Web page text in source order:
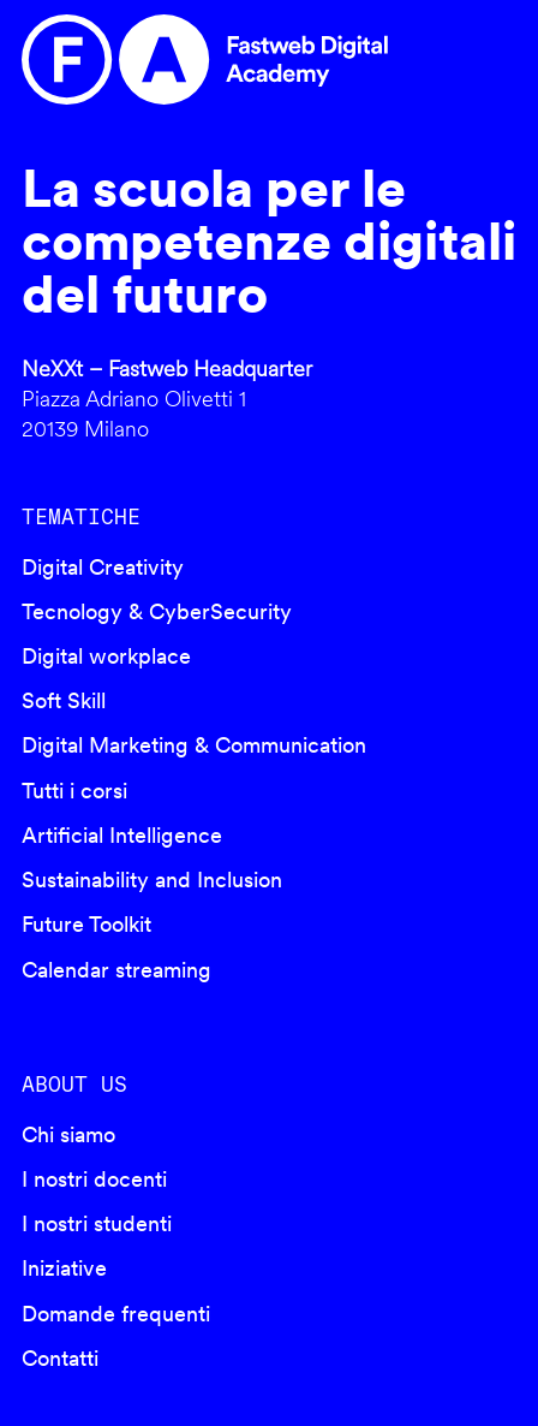
La scuola per le
competenze digitali
del futuro
NeXXt – Fastweb Headquarter
Piazza Adriano Olivetti 1
20139 Milano
TEMATICHE
Digital Creativity
Tecnology & CyberSecurity
Digital workplace
Soft Skill
Digital Marketing & Communication
Tutti i corsi
Artificial Intelligence
Sustainability and Inclusion
Future Toolkit
Calendar streaming
ABOUT US
Chi siamo
I nostri docenti
I nostri studenti
Iniziative
Domande frequenti
Contatti